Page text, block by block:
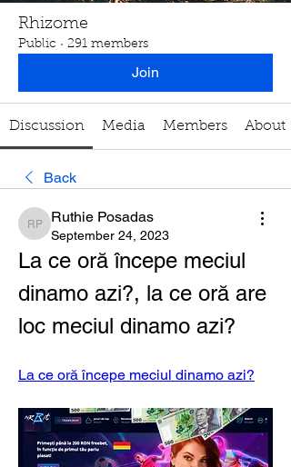
Rhizome
Public · 291 members
Join
Discussion Media Members About
Back
Ruthie Posadas
Ruthie Posadas
September 24, 2023
La ce oră începe meciul
dinamo azi?, la ce oră are
loc meciul dinamo azi?
La ce oră începe meciul dinamo azi?